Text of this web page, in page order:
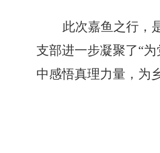
此次嘉鱼之行，
支部进一步凝聚了“
中感悟真理力量，为